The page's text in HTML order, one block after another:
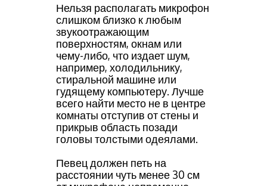
Нельзя располагать микрофон
слишком близко к любым
звукоотражающим
поверхностям, окнам или
чему-либо, что издает шум,
например, холодильнику,
стиральной машине или
гудящему компьютеру. Лучше
всего найти место не в центре
комнаты отступив от стены и
прикрыв область позади
головы толстыми одеялами.
Певец должен петь на
расстоянии чуть менее 30 см